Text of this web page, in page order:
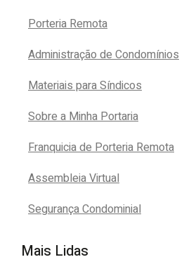
Porteria Remota
Administração de Condomínios
Materiais para Síndicos
Sobre a Minha Portaria
Franquicia de Porteria Remota
Assembleia Virtual
Segurança Condominial
Mais Lidas